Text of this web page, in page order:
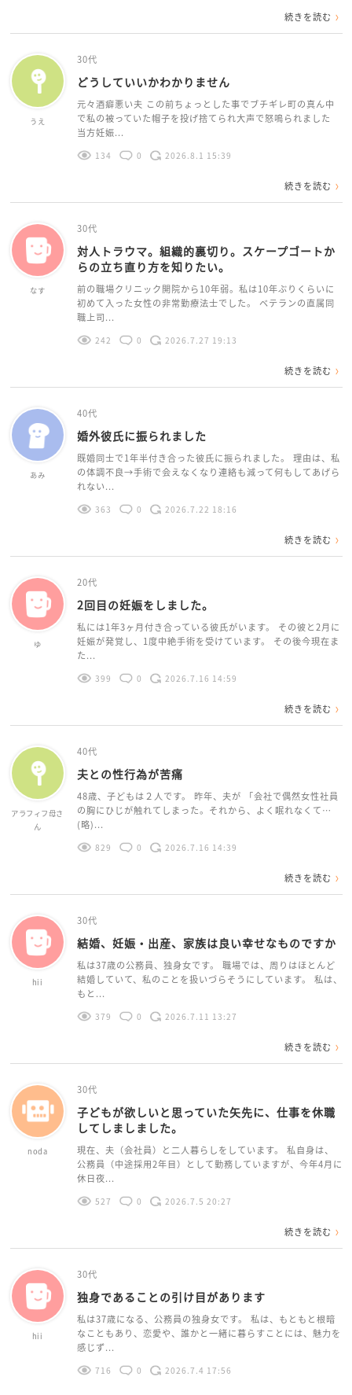
続きを読む
うえ
30代
どうしていいかわかりません
元々酒癖悪い夫 この前ちょっとした事でブチギレ町の真ん中
で私の被っていた帽子を投げ捨てられ大声で怒鳴られました
当方妊娠...
134 0 2026.8.1 15:39
続きを読む
なす
30代
対人トラウマ。組織的裏切り。スケープゴートか
らの立ち直り方を知りたい。
前の職場クリニック開院から10年弱。私は10年ぶりくらいに
初めて入った女性の非常勤療法士でした。 ベテランの直属同
職上司...
242 0 2026.7.27 19:13
続きを読む
あみ
40代
婚外彼氏に振られました
既婚同士で1年半付き合った彼氏に振られました。 理由は、私
の体調不良→手術で会えなくなり連絡も減って何もしてあげら
れない...
363 0 2026.7.22 18:16
続きを読む
ゆ
20代
2回目の妊娠をしました。
私には1年3ヶ月付き合っている彼氏がいます。 その彼と2月に
妊娠が発覚し、1度中絶手術を受けています。 その後今現在ま
た...
399 0 2026.7.16 14:59
続きを読む
アラフィフ母さ
ん
40代
夫との性行為が苦痛
48歳、子どもは２人です。 昨年、夫が 「会社で偶然女性社員
の胸にひじが触れてしまった。それから、よく眠れなくて…
(略)...
829 0 2026.7.16 14:39
続きを読む
hii
30代
結婚、妊娠・出産、家族は良い幸せなものですか
私は37歳の公務員、独身女です。 職場では、周りはほとんど
結婚していて、私のことを扱いづらそうにしています。 私は、
もと...
379 0 2026.7.11 13:27
続きを読む
noda
30代
子どもが欲しいと思っていた矢先に、仕事を休職
してしましました。
現在、夫（会社員）と二人暮らしをしています。 私自身は、
公務員（中途採用2年目）として勤務していますが、今年4月に
休日夜...
527 0 2026.7.5 20:27
続きを読む
hii
30代
独身であることの引け目があります
私は37歳になる、公務員の独身女です。 私は、もともと根暗
なこともあり、恋愛や、誰かと一緒に暮らすことには、魅力を
感じず...
716 0 2026.7.4 17:56